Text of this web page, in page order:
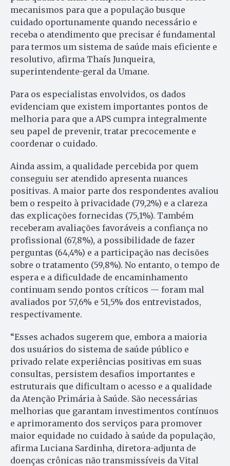
mecanismos para que a população busque
cuidado oportunamente quando necessário e
receba o atendimento que precisar é fundamental
para termos um sistema de saúde mais eficiente e
resolutivo, afirma Thaís Junqueira,
superintendente-geral da Umane.
Para os especialistas envolvidos, os dados
evidenciam que existem importantes pontos de
melhoria para que a APS cumpra integralmente
seu papel de prevenir, tratar precocemente e
coordenar o cuidado.
Ainda assim, a qualidade percebida por quem
conseguiu ser atendido apresenta nuances
positivas. A maior parte dos respondentes avaliou
bem o respeito à privacidade (79,2%) e a clareza
das explicações fornecidas (75,1%). Também
receberam avaliações favoráveis a confiança no
profissional (67,8%), a possibilidade de fazer
perguntas (64,4%) e a participação nas decisões
sobre o tratamento (59,8%). No entanto, o tempo de
espera e a dificuldade de encaminhamento
continuam sendo pontos críticos — foram mal
avaliados por 57,6% e 51,5% dos entrevistados,
respectivamente.
“Esses achados sugerem que, embora a maioria
dos usuários do sistema de saúde público e
privado relate experiências positivas em suas
consultas, persistem desafios importantes e
estruturais que dificultam o acesso e a qualidade
da Atenção Primária à Saúde. São necessárias
melhorias que garantam investimentos contínuos
e aprimoramento dos serviços para promover
maior equidade no cuidado à saúde da população,
afirma Luciana Sardinha, diretora-adjunta de
doenças crônicas não transmissíveis da Vital